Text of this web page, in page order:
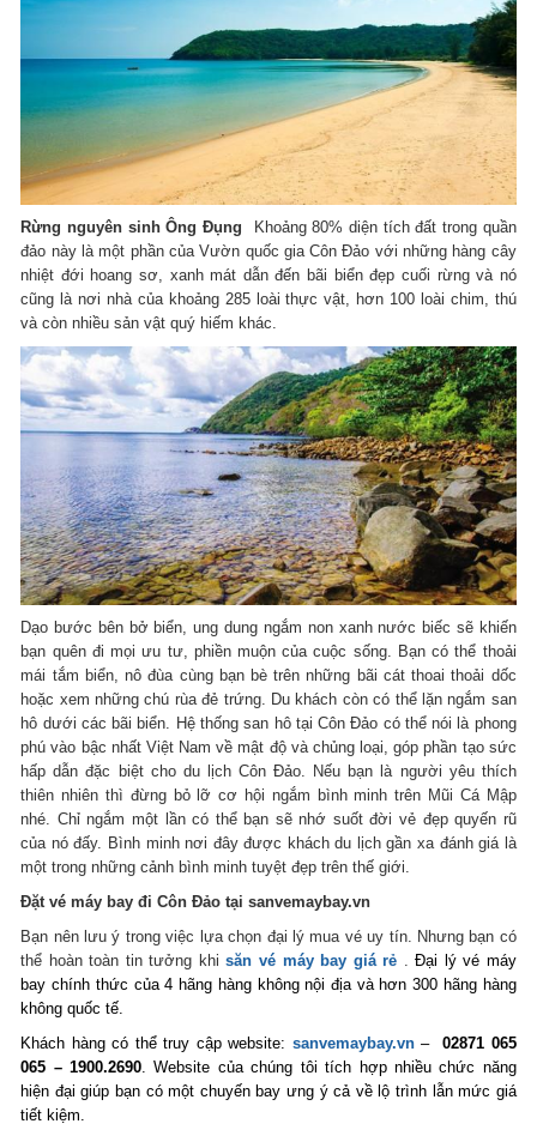
Rừng nguyên sinhÔngĐụng
Khoảng 80% diện tích đất trong quần
đảo này là một phần của Vườn quốc gia Côn Đảo với những hàng cây
nhiệt đới hoang sơ, xanh mát dẫn đến bãi biển đẹp cuối rừng và nó
cũng là nơi nhà của khoảng 285 loài thực vật, hơn 100 loài chim, thú
và còn nhiều sản vật quý hiếm khác.
Dạo bước bên bở biển, ung dung ngắm non xanh nước biếc sẽ khiến
bạn quên đi mọi ưu tư, phiền muộn của cuộc sống. Bạn có thể thoải
mái tắm biển, nô đùa cùng bạn bè trên những bãi cát thoai thoải dốc
hoặc xem những chú rùa đẻ trứng. Du khách còn có thể lặn ngắm san
hô dưới các bãi biển. Hệ thống san hô tại Côn Đảo có thể nói là phong
phú vào bậc nhất Việt Nam về mật độ và chủng loại, góp phần tạo sức
hấp dẫn đặc biệt cho du lịch Côn Đảo. Nếu bạn là người yêu thích
thiên nhiên thì đừng bỏ lỡ cơ hội ngắm bình minh trên Mũi Cá Mập
nhé. Chỉ ngắm một lần có thể bạn sẽ nhớ suốt đời vẻ đẹp quyến rũ
của nó đấy. Bình minh nơi đây được khách du lịch gần xa đánh giá là
một trong những cảnh bình minh tuyệt đẹp trên thế giới.
Đặt vé máy bay đi Côn Đảo tại sanvemaybay.vn
Bạn nên lưu ý trong việc lựa chọn đại lý mua vé uy tín. Nhưng bạn có
thể hoàn toàn tin tưởng khisăn vé máy bay giá rẻ .Đại lý vé máy
bay chính thức của 4 hãng hàng không nội địa và hơn 300 hãng hàng
không quốc tế.
Khách hàng có thể truy cập website: sanvemaybay.vn –
02871 065
065 – 1900.2690 . Website của chúng tôi tích hợp nhiều chức năng
hiện đại giúp bạn có một chuyến bay ưng ý cả về lộ trình lẫn mức giá
tiết kiệm.